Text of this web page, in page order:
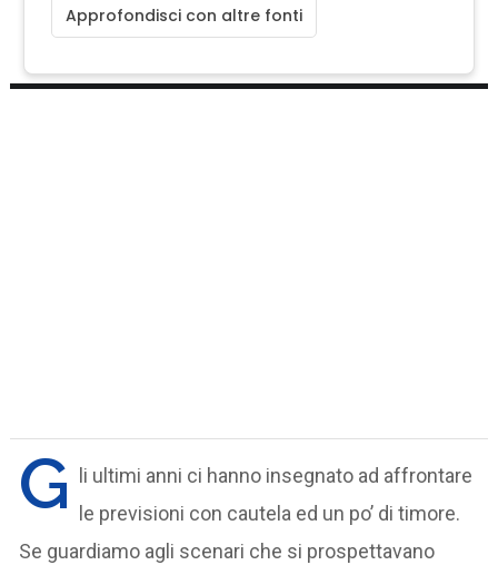
Approfondisci con altre fonti
G
li ultimi anni ci hanno insegnato ad affrontare
le previsioni con cautela ed un po’ di timore.
Se guardiamo agli scenari che si prospettavano